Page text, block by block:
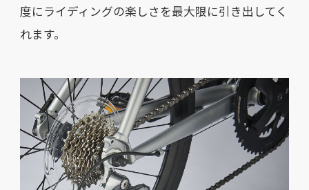
度にライディングの楽しさを最大限に引き出してく
れます。